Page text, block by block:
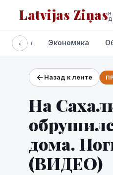
Latvijas Ziņas
Проекты и сервисы
‹
Политика Экономика
Назад к ленте
На
дома.
(ВИДЕО)